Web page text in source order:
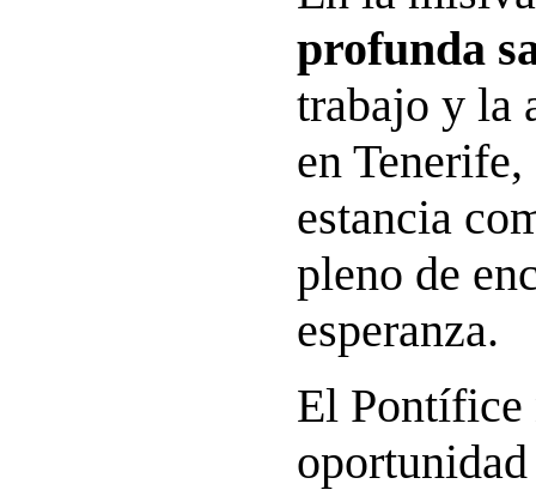
profunda
trabajo y la
en
estancia
pleno de
esperanza.
El Pontífice